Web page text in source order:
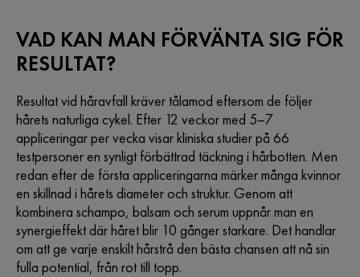
VAD KAN MAN FÖRVÄNTA SIG FÖR
RESULTAT?
Resultat vid håravfall kräver tålamod eftersom de följer
hårets naturliga cykel. Efter 12 veckor med 5–7
appliceringar per vecka visar kliniska studier på 66
testpersoner en synligt förbättrad täckning i hårbotten. Men
redan efter de första appliceringarna märker många kvinnor
en skillnad i hårets diameter och struktur. Genom att
kombinera schampo, balsam och serum uppnår man en
synergieffekt där håret blir 10 gånger starkare. Det handlar
om att ge varje enskilt hårstrå den bästa chansen att nå sin
fulla potential, från rot till topp.